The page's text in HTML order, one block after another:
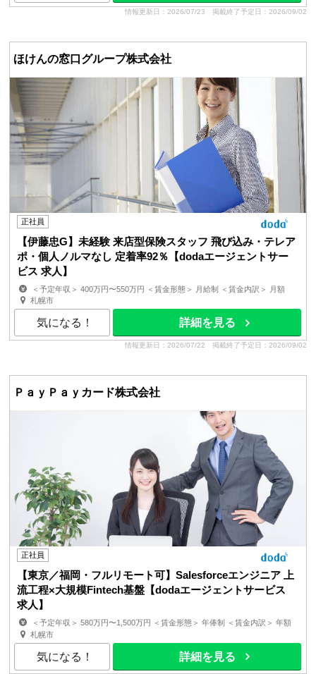
情報更新日：2026/07/23 掲載終了予定日：2026/09/02
ほけんの窓口グループ株式会社
正社員
【伊藤忠G】未経験 来店型保険スタッフ 飛び込み・テレア
ポ・個人ノルマなし 定着率92％【dodaエージェントサー
ビス 求人】
＜予定年収＞ 400万円〜550万円 ＜賃金形態＞ 月給制 ＜賃金内訳＞ 月額
（基本給）：260,000円〜368,000円 その他固定手当...
札幌市
気になる！ 詳細を見る
情報更新日：2026/07/22 掲載終了予定日：2026/09/02
ＰａｙＰａｙカード株式会社
正社員
【東京／福岡・フルリモート可】Salesforceエンジニア 上
流工程×大規模Fintech基盤【dodaエージェントサービス
求人】
＜予定年収＞ 580万円〜1,500万円 ＜賃金形態＞ 年俸制 ＜賃金内訳＞ 年額
（基本給）：5,800,000円〜15,000,000円 ...
札幌市
気になる！ 詳細を見る